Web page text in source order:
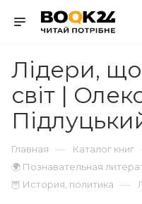
Лідери,
світ |
Главная — Каталог книг
🌍 Познавательная
🦉 История, политика —